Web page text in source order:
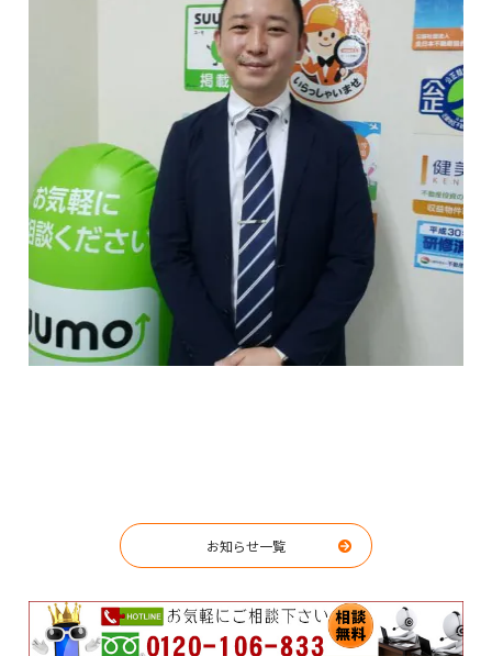
お知らせ一覧